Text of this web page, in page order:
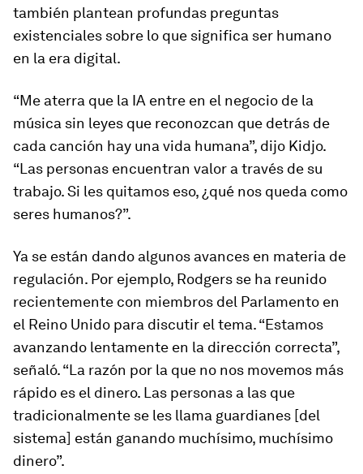
también plantean profundas preguntas
existenciales sobre lo que significa ser humano
en la era digital.
“Me aterra que la IA entre en el negocio de la
música sin leyes que reconozcan que detrás de
cada canción hay una vida humana”, dijo Kidjo.
“Las personas encuentran valor a través de su
trabajo. Si les quitamos eso, ¿qué nos queda como
seres humanos?”.
Ya se están dando algunos avances en materia de
regulación. Por ejemplo, Rodgers se ha reunido
recientemente con miembros del Parlamento en
el Reino Unido para discutir el tema. “Estamos
avanzando lentamente en la dirección correcta”,
señaló. “La razón por la que no nos movemos más
rápido es el dinero. Las personas a las que
tradicionalmente se les llama guardianes [del
sistema] están ganando muchísimo, muchísimo
dinero”.